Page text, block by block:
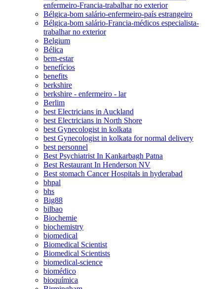
enfermeiro-Francia-trabalhar no exterior
Bélgica-bom salário-enfermeiro-país estrangeiro
Bélgica-bom salário-Francia-médicos especialista-
trabalhar no exterior
Belgium
Bélica
bem-estar
benefícios
benefits
berkshire
berkshire - enfermeiro - lar
Berlim
best Electricians in Auckland
best Electricians in North Shore
best Gynecologist in kolkata
best Gynecologist in kolkata for normal delivery
best personnel
Best Psychiatrist In Kankarbagh Patna
Best Restaurant In Henderson NV
Best stomach Cancer Hospitals in hyderabad
bhpal
bhs
Big88
bilbao
Biochemie
biochemistry
biomedical
Biomedical Scientist
Biomedical Scientists
biomedical-science
biomédico
bioquímica